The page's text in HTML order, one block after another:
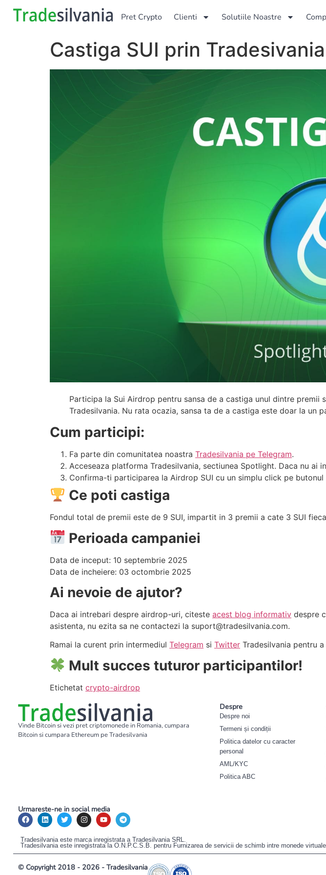
Pret Crypto Clienti Solutiile Noastre
Castiga SUI prin
Participa la Sui Airdrop pentru sansa de a castiga unul dintre
Tradesilvania. Nu rata ocazia, sansa ta de a castiga este doar la un
Cum participi:
Fa parte din comunitatea noastra Tradesilvania pe Telegram.
Acceseaza platforma Tradesilvania, sectiunea Spotlight. Daca nu ai
Confirma-ti participarea la Airdrop SUI cu un simplu click pe butonul
Ce poti castiga
Fondul total de premii este de 9 SUI, impartit in 3 premii a cate 3 SUI
Perioada campaniei
Data de inceput: 10 septembrie 2025
Data de incheiere: 03 octombrie 2025
Ai nevoie de ajutor?
Daca ai intrebari despre airdrop-uri, citeste acest blog informativ despre
asistenta, nu ezita sa ne contactezi la suport@tradesilvania.com.
Ramai la curent prin intermediul Telegram si Twitter Tradesilvania pentru
Mult succes tuturor participantilor!
Etichetat crypto-airdrop
Vinde Bitcoin si vezi pret criptomonede in Romania, cumpara
Bitcoin si cumpara Ethereum pe Tradesilvania
Despre
Despre noi
Termeni și condiții
Politica datelor cu caracter
personal
AML/KYC
Politica ABC
Urmareste-ne in social media
Tradesilvania este marca inregistrata a Tradesilvania SRL.
Tradesilvania este inregistrata la O.N.P.C.S.B. pentru Furnizarea de servicii de schimb intre monede
© Copyright 2018 - 2026 - Tradesilvania